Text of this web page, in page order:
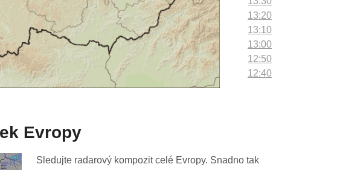
13:20
13:10
13:00
12:50
12:40
11:40
Evropy
Sledujte radarový kompozit celé Evropy. Snadno tak